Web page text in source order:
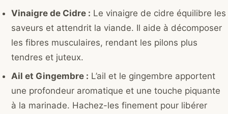
Vinaigre de Cidre : Le vinaigre de cidre équilibre les
saveurs et attendrit la viande. Il aide à décomposer
les fibres musculaires, rendant les pilons plus
tendres et juteux.
Ail et Gingembre : L’ail et le gingembre apportent
une profondeur aromatique et une touche piquante
à la marinade. Hachez-les finement pour libérer